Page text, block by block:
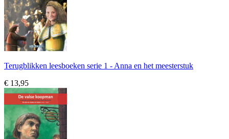
Terugblikken leesboeken serie 1 - Anna en het meesterstuk
€ 13,95